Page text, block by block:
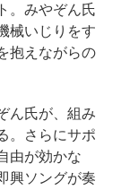
。みやぞん氏
械いじりをす
抱えながらの
ん氏が、組み
。さらにサポ
由が効かな
興ソングが奏